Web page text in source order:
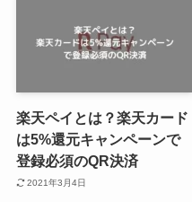
楽天ペイとは？楽天カード
は5%還元キャンペーンで
登録必須のQR決済
2021年3月4日